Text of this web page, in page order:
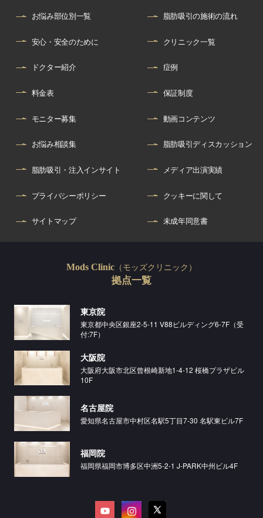
お悩み部位別一覧 脂肪吸引の施術の流れ
安心・安全のために クリニック一覧
ドクター紹介 症例
料金表 保証制度
モニター募集 動画コンテンツ
お悩み相談集 脂肪吸引ディスカッション
脂肪吸引・注入インサイト メディア出演実績
プライバシーポリシー クッキーに関して
サイトマップ 未成年同意書
Mods Clinic （モッズクリニック）
拠点一覧
東京院
東京都中央区銀座2-5-11 V88ビルディング6-7F（受
付:7F）
大阪院
大阪府大阪市北区曾根崎新地1-4-12 桜橋プラザビル
10F
名古屋院
愛知県名古屋市中村区名駅5丁目7-30 名駅東ビル7F
福岡院
福岡県福岡市博多区中洲5-2-1 J-PARK中州ビル4F